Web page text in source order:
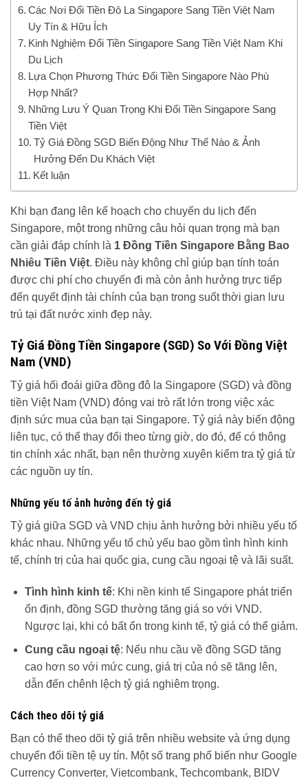
Các Nơi Đổi Tiền Đô La Singapore Sang Tiền Việt Nam
Uy Tín & Hữu Ích
Kinh Nghiệm Đổi Tiền Singapore Sang Tiền Việt Nam Khi
Du Lịch
Lựa Chọn Phương Thức Đổi Tiền Singapore Nào Phù
Hợp Nhất?
Những Lưu Ý Quan Trọng Khi Đổi Tiền Singapore Sang
Tiền Việt
Tỷ Giá Đồng SGD Biến Động Như Thế Nào & Ảnh
Hưởng Đến Du Khách Việt
Kết luận
Khi bạn đang lên kế hoạch cho chuyến du lịch đến
Singapore, một trong những câu hỏi quan trọng mà bạn
cần giải đáp chính là 1 Đồng Tiền Singapore Bằng Bao
Nhiêu Tiền Việt. Điều này không chỉ giúp bạn tính toán
được chi phí cho chuyến đi mà còn ảnh hưởng trực tiếp
đến quyết định tài chính của bạn trong suốt thời gian lưu
trú tại đất nước xinh đẹp này.
Tỷ Giá Đồng Tiền Singapore (SGD) So Với Đồng Việt
Nam (VND)
Tỷ giá hối đoái giữa đồng đô la Singapore (SGD) và đồng
tiền Việt Nam (VND) đóng vai trò rất lớn trong việc xác
định sức mua của bạn tại Singapore. Tỷ giá này biến động
liên tục, có thể thay đổi theo từng giờ, do đó, để có thông
tin chính xác nhất, bạn nên thường xuyên kiểm tra tỷ giá từ
các nguồn uy tín.
Những yếu tố ảnh hưởng đến tỷ giá
Tỷ giá giữa SGD và VND chịu ảnh hưởng bởi nhiều yếu tố
khác nhau. Những yếu tố chủ yếu bao gồm tình hình kinh
tế, chính trị của hai quốc gia, cung cầu ngoại tệ và lãi suất.
Tình hình kinh tế: Khi nền kinh tế Singapore phát triển
ổn định, đồng SGD thường tăng giá so với VND.
Ngược lại, khi có bất ổn trong kinh tế, tỷ giá có thể giảm.
Cung cầu ngoại tệ: Nếu nhu cầu về đồng SGD tăng
cao hơn so với mức cung, giá trị của nó sẽ tăng lên,
dẫn đến chênh lệch tỷ giá nghiêm trọng.
Cách theo dõi tỷ giá
Bạn có thể theo dõi tỷ giá trên nhiều website và ứng dụng
chuyển đổi tiền tệ uy tín. Một số trang phổ biến như Google
Currency Converter, Vietcombank, Techcombank, BIDV